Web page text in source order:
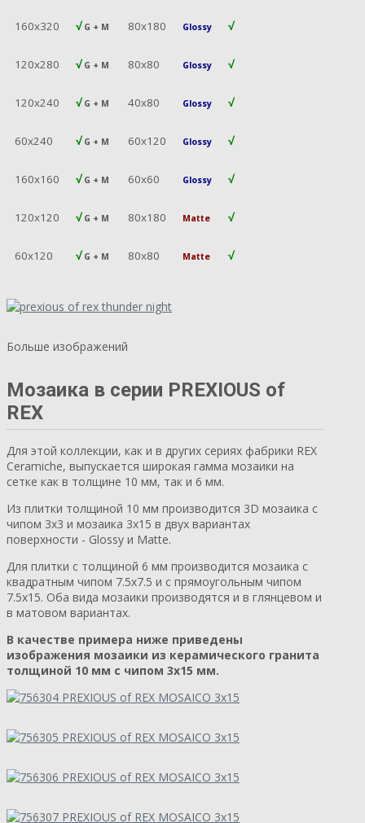
160х320 √ G + M 80х180 Glossy √
120х280 √ G + M 80х80 Glossy √
120х240 √ G + M 40х80 Glossy √
60х240 √ G + M 60х120 Glossy √
160х160 √ G + M 60х60 Glossy √
120х120 √ G + M 80х180 Matte √
60х120 √ G + M 80х80 Matte √
Больше изображений
Мозаика в серии PREXIOUS of
REX
Для этой коллекции, как и в других сериях фабрики REX
Ceramiche, выпускается широкая гамма мозаики на
сетке как в толщине 10 мм, так и 6 мм.
Из плитки толщиной 10 мм производится 3D мозаика с
чипом 3х3 и мозаика 3х15 в двух вариантах
поверхности - Glossy и Matte.
Для плитки с толщиной 6 мм производится мозаика с
квадратным чипом 7.5х7.5 и с прямоугольным чипом
7.5х15. Оба вида мозаики производятся и в глянцевом и
в матовом вариантах.
В качестве примера ниже приведены
изображения мозаики из керамического гранита
толщиной 10 мм с чипом 3х15 мм.